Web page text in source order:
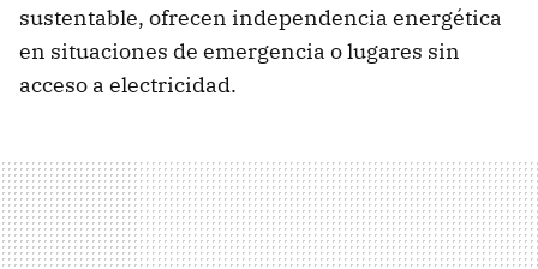
sustentable, ofrecen independencia energética
en situaciones de emergencia o lugares sin
acceso a electricidad.